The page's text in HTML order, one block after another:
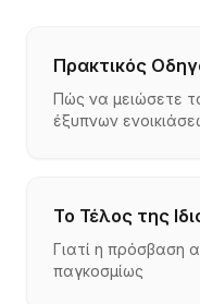
Πρακτικός
Πώς να μειώσετε
έξυπνων
Το Τέλος της
Γιατί η πρόσβαση
παγκοσμίως